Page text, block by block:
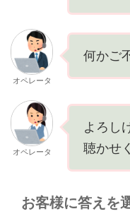
オペレータ
何かご
オペレータ
よろし
聴かせ
お客様に答えを